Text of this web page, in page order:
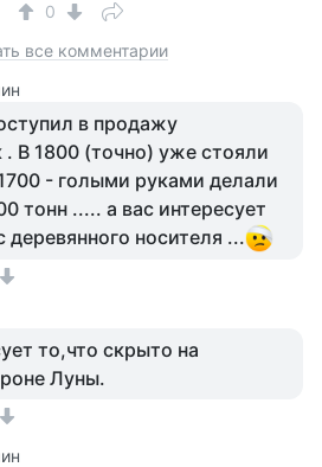
0
все комментарии
в продажу
. В 1800 (точно) уже стояли
- голыми руками делали
тонн ..... а вас интересует
носителя ...
то,что скрыто на
Луны.